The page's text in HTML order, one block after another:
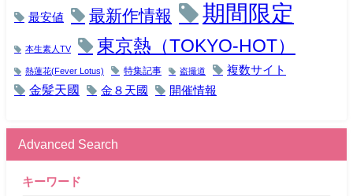
最安値 最新作情報 期間限定
本生素人TV 東京熱（TOKYO-HOT）
熱蓮花(Fever Lotus) 特集記事 盗撮道 複数サイト
金髪天國 金８天國 開催情報
Advanced Search
キーワード